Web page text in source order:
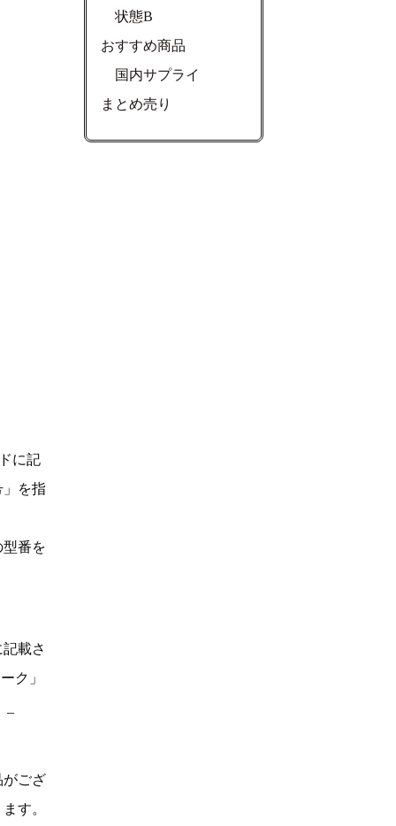
に記
」を指
番を
載さ
ク」
がござ
す。
状態B
おすすめ商品
国内サプライ
まとめ売り